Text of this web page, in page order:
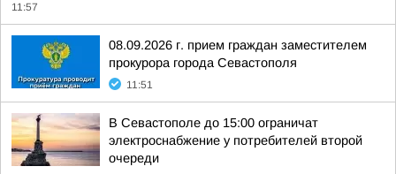
11:57
08.09.2026 г. прием граждан заместителем
прокурора города Севастополя
11:51
В Севастополе до 15:00 ограничат
электроснабжение у потребителей второй
очереди